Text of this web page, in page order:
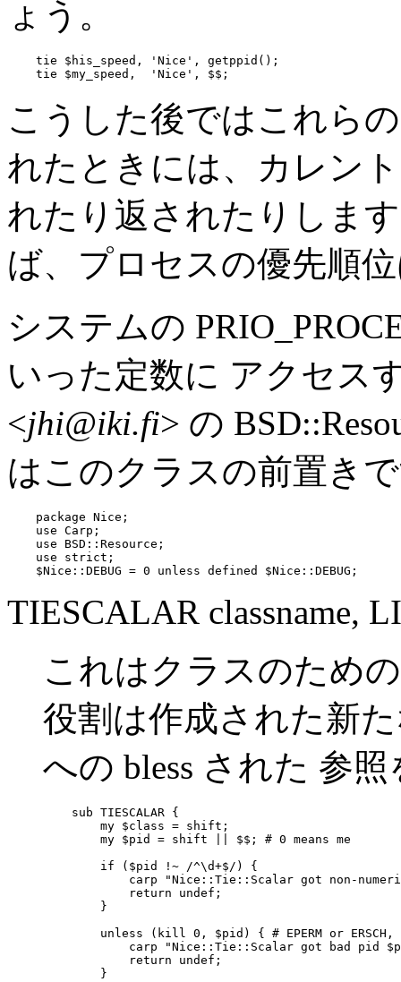
ょう。
    tie $his_speed, 'Nice', getppid();
    tie $my_speed,  'Nice', $$;
こうした後ではこれら
れたときには、カレン
れたり返されたりしま
ば、プロセスの優先順
システムの
いった定数に アクセス
<jhi@iki.fi> の
はこのクラスの前置き
    package Nice;
    use Carp;
    use BSD::Resource;
    use strict;
    $Nice::DEBUG = 0 unless defined $Nice::DEBUG;
TIESCALAR classname,
これはクラスのため
役割は作成された新
への bless された 参
    sub TIESCALAR {
        my $class = shift;
        my $pid = shift || $$; # 0 means me
        if ($pid !~ /^\d+$/) {
carp "Nice::Tie::Scalar got non-
            return undef;
        }
unless (kill 0, $pid) { # EPERM or ERSCH,
carp "Nice::Tie::Scalar got bad pid
            return undef;
        }